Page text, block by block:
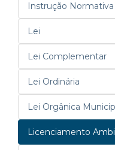
Instrução Normativa
Lei
Lei Complementar
Lei Ordinária
Lei Orgânica
Licenciamento